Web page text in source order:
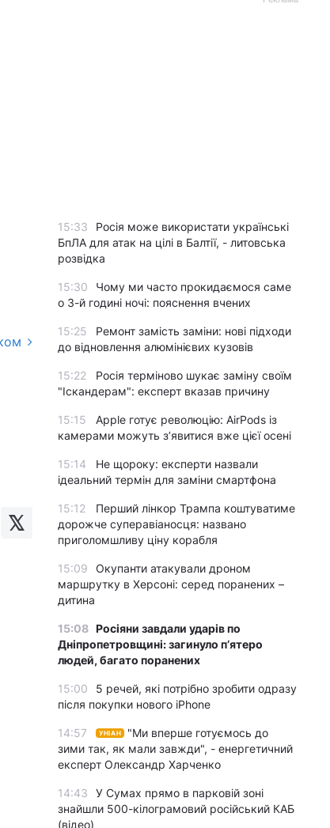
15:33
Росія може використати українські
БпЛА для атак на цілі в Балтії, - литовська
розвідка
15:30
Чому ми часто прокидаємося саме
о 3-й годині ночі: пояснення вчених
15:25
Ремонт замість заміни: нові підходи
до відновлення алюмінієвих кузовів
15:22
Росія терміново шукає заміну своїм
"Іскандерам": експерт вказав причину
15:15
Apple готує революцію: AirPods із
камерами можуть з’явитися вже цієї осені
15:14
Не щороку: експерти назвали
ідеальний термін для заміни смартфона
15:12
Перший лінкор Трампа коштуватиме
дорожче суперавіаносця: названо
приголомшливу ціну корабля
15:09
Окупанти атакували дроном
маршрутку в Херсоні: серед поранених –
дитина
15:08 Росіяни завдали ударів по
Дніпропетровщині: загинуло пʼятеро
людей, багато поранених
15:00
5 речей, які потрібно зробити одразу
після покупки нового iPhone
14:57 УНІАН
"Ми вперше готуємось до
зими так, як мали завжди", - енергетичний
експерт Олександр Харченко
14:43
У Сумах прямо в парковій зоні
знайшли 500-кілограмовий російський КАБ
(відео)